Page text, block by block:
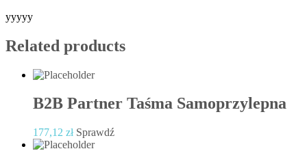
yyyyy
Related products
B2B Partner Taśma Samoprzylepna
177,12 zł Sprawdź